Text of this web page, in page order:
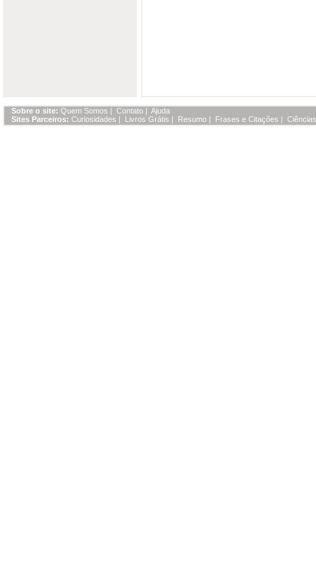
Sobre o site: Quem Somos | Contato | Ajuda
Sites Parceiros: Curiosidades | Livros Grátis | Resumo | Frases e Citações |